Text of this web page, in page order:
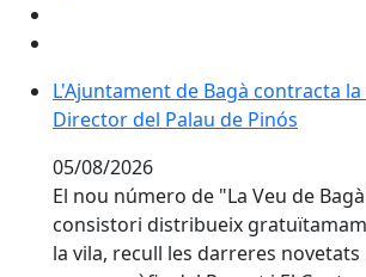
L'Ajuntament de Bagà contracta
L'Ajuntament de Bagà contracta
Director del Palau de Pinós
05/08/2026
El nou número de "La Veu de
consistori distribueix
la vila, recull les darreres